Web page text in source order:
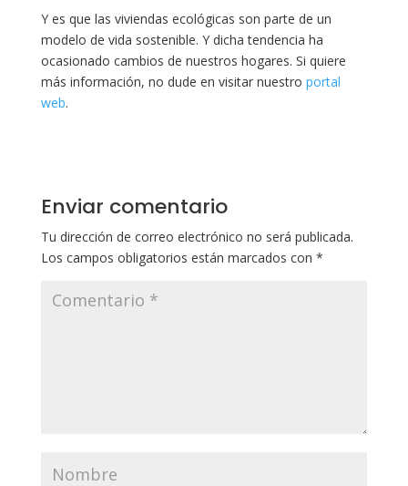
Y es que las viviendas ecológicas son parte de un
modelo de vida sostenible. Y dicha tendencia ha
ocasionado cambios de nuestros hogares. Si quiere
más información, no dude en visitar nuestro portal
web.
Enviar comentario
Tu dirección de correo electrónico no será publicada.
Los campos obligatorios están marcados con *